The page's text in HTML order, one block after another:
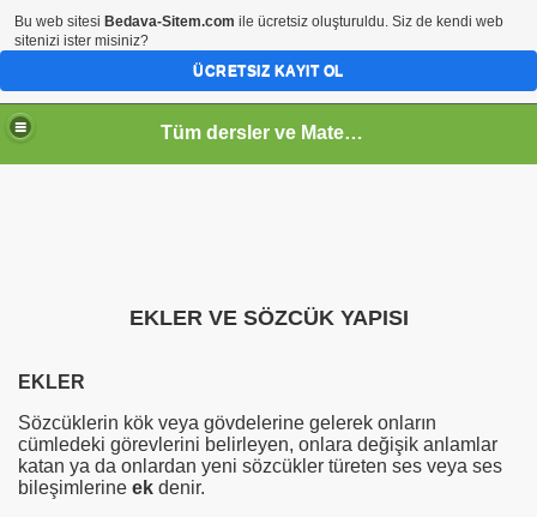
Tüm dersler ve Matematik
EKLER VE SÖZCÜK YAPISI
EKLER
Sözcüklerin kök veya gövdelerine gelerek onların
cümledeki görevlerini belirleyen, onlara değişik anlamlar
katan ya da onlardan yeni sözcükler türeten ses veya ses
bileşimlerine ek denir.
Bu web sitesi Bedava-Sitem.com ile ücretsiz oluşturuldu. Siz de kendi web
sitenizi ister misiniz?
ÜCRETSIZ KAYIT OL